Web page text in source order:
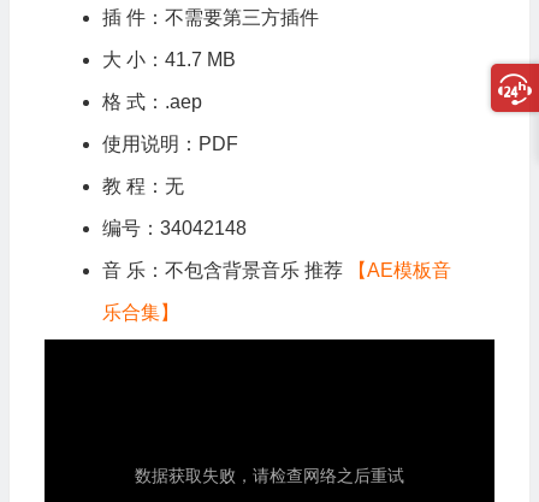
插 件：不需要第三方插件
大 小：41.7 MB
格 式：.aep
使用说明：PDF
教 程：无
编号：34042148
音 乐：不包含背景音乐 推荐 【AE模板音
乐合集】